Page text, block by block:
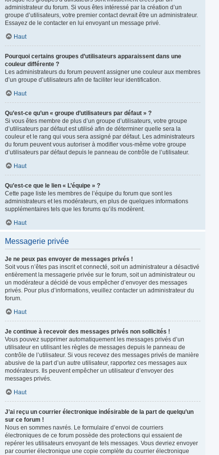
administrateur du forum. Si vous êtes intéressé par la création d’un
groupe d’utilisateurs, votre premier contact devrait être un administrateur.
Essayez de le contacter en lui envoyant un message privé.
Haut
Pourquoi certains groupes d’utilisateurs apparaissent dans une
couleur différente ?
Les administrateurs du forum peuvent assigner une couleur aux membres
d’un groupe d’utilisateurs afin de faciliter leur identification.
Haut
Qu’est-ce qu’un « groupe d’utilisateurs par défaut » ?
Si vous êtes membre de plus d’un groupe d’utilisateurs, votre groupe
d’utilisateurs par défaut est utilisé afin de déterminer quelle sera la
couleur et le rang qui vous sera assigné par défaut. Les administrateurs
du forum peuvent vous autoriser à modifier vous-même votre groupe
d’utilisateurs par défaut depuis le panneau de contrôle de l’utilisateur.
Haut
Qu’est-ce que le lien « L’équipe » ?
Cette page liste les membres de l’équipe du forum que sont les
administrateurs et les modérateurs, en plus de quelques informations
supplémentaires tels que les forums qu’ils modèrent.
Haut
Messagerie privée
Je ne peux pas envoyer de messages privés !
Soit vous n’êtes pas inscrit et connecté, soit un administrateur a désactivé
entièrement la messagerie privée sur le forum, soit un administrateur ou
un modérateur a décidé de vous empêcher d’envoyer des messages
privés. Pour plus d’informations, veuillez contacter un administrateur du
forum.
Haut
Je continue à recevoir des messages privés non sollicités !
Vous pouvez supprimer automatiquement les messages privés d’un
utilisateur en utilisant les règles de messages depuis le panneau de
contrôle de l’utilisateur. Si vous recevez des messages privés de manière
abusive de la part d’un autre utilisateur, rapportez ces messages aux
modérateurs. Ils peuvent empêcher un utilisateur d’envoyer des
messages privés.
Haut
J’ai reçu un courrier électronique indésirable de la part de quelqu’un
sur ce forum !
Nous en sommes navrés. Le formulaire d’envoi de courriers
électroniques de ce forum possède des protections qui essaient de
repérer les utilisateurs envoyant de tels messages. Vous devriez envoyer
par courrier électronique une copie complète du courrier électronique